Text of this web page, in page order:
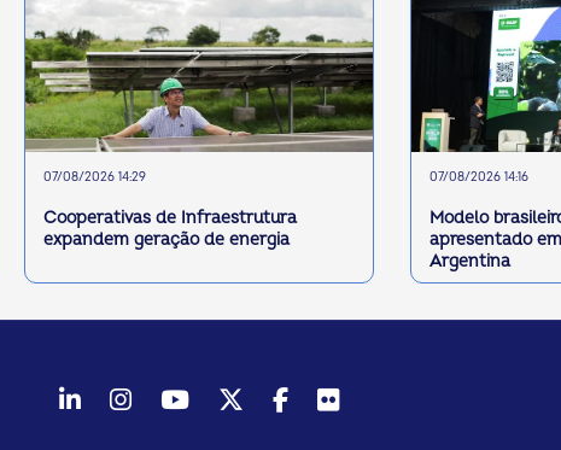
07/08/2026 14:29
Cooperativas de Infraestrutura
expandem geração de energia
07/08/2026 14:16
Modelo
apresentado
Argentina
LinkedInInstagram
YoutubeTwitter/X
Facebook
Flickr